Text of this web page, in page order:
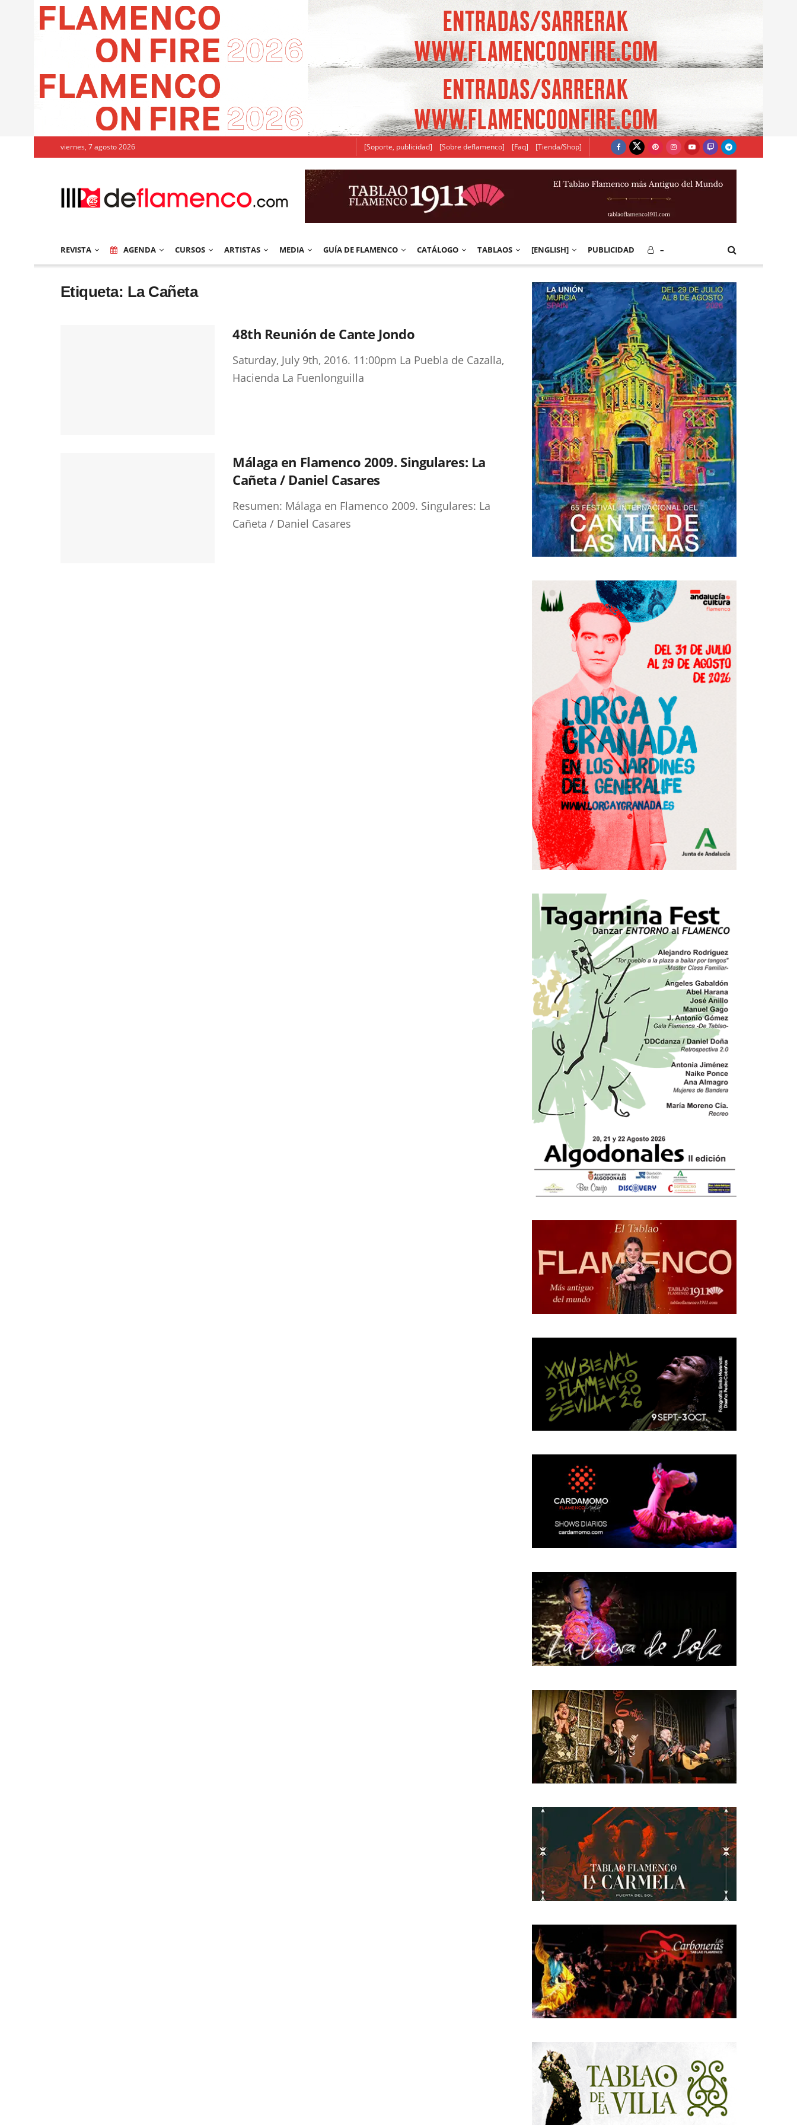
viernes, 7 agosto 2026 [Soporte, publicidad] [Sobre deflamenco] [Faq] [Tienda/Shop]
REVISTA AGENDA CURSOS ARTISTAS MEDIA GUÍA DE FLAMENCO CATÁLOGO TABLAOS [ENGLISH] PUBLICIDAD –
Etiqueta: La Cañeta
48th Reunión de Cante Jondo
Saturday, July 9th, 2016. 11:00pm La Puebla de Cazalla,
Hacienda La Fuenlonguilla
Málaga en Flamenco 2009. Singulares: La
Cañeta / Daniel Casares
Resumen: Málaga en Flamenco 2009. Singulares: La
Cañeta / Daniel Casares